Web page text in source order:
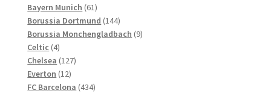
Bayern Munich 6161
Produkte
Borussia Dortmund 144144
Produkte
Borussia Monchengladbach 99
Celtic 44
Produkte
Chelsea 127127
Everton 1212
Produkte
FC Barcelona 434434